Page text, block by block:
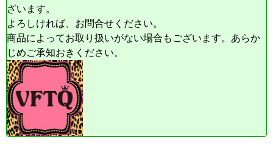
ざいます。
よろしければ、お問合せください。
商品によってお取り扱いがない場合もございます。あらか
じめご承知おきください。